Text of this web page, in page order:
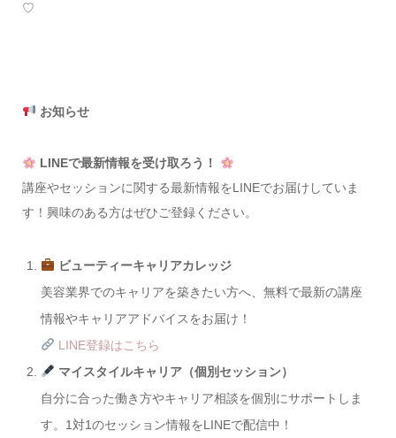
♡
お知らせ
LINEで最新情報を受け取ろう！
講座やセッションに関する最新情報をLINEでお届けしていま
す！興味のある方はぜひご登録ください。
ビューティーキャリアカレッジ
美容業界でのキャリアを築きたい方へ、無料で最新の講座
情報やキャリアアドバイスをお届け！
LINE登録はこちら
マイスタイルキャリア（個別セッション）
自分に合った働き方やキャリア相談を個別にサポートしま
す。1対1のセッション情報をLINEで配信中！